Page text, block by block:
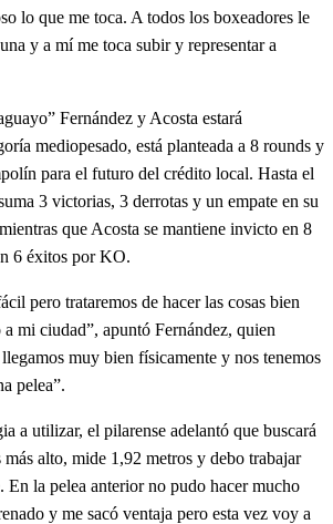
lo que me toca. A todos los boxeadores le
y a mí me toca subir y representar a
Fernández y Acosta estará
mediopesado, está planteada a 8 rounds y
para el futuro del crédito local. Hasta el
3 victorias, 3 derrotas y un empate en su
que Acosta se mantiene invicto en 8
6 éxitos por KO.
pero trataremos de hacer las cosas bien
mi ciudad”, apuntó Fernández, quien
muy bien físicamente y nos tenemos
pelea”.
a utilizar, el pilarense adelantó que buscará
más alto, mide 1,92 metros y debo trabajar
En la pelea anterior no pudo hacer mucho
y me sacó ventaja pero esta vez voy a